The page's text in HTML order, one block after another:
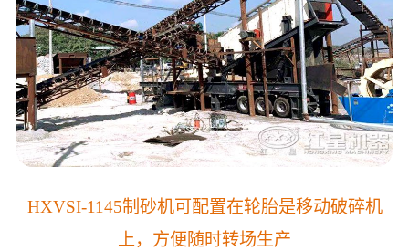
HXVSI-1145制砂机可配置在轮胎是移动破碎机
上，方便随时转场生产